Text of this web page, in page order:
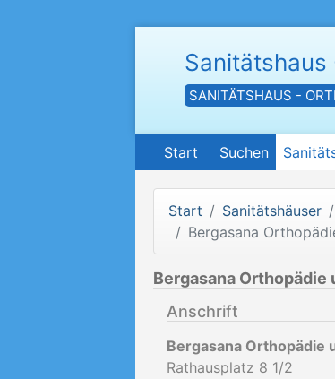
SANITÄTSHAUS -
Start Suchen
Start Sanitätshäuser
Bergasana
Bergasana Orthopädie
Anschrift
Bergasana Orthopädie
Rathausplatz 8 1/2